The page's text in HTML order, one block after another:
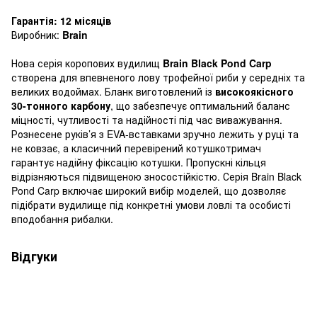
Гарантія: 12 місяців
Виробник: Brain
Нова серія коропових вудилищ Brain Black Pond Carp
створена для впевненого лову трофейної риби у середніх та
великих водоймах. Бланк виготовлений із високоякісного
30-тонного карбону, що забезпечує оптимальний баланс
міцності, чутливості та надійності під час виважування.
Рознесене руків’я з EVA-вставками зручно лежить у руці та
не ковзає, а класичний перевірений котушкотримач
гарантує надійну фіксацію котушки. Пропускні кільця
відрізняються підвищеною зносостійкістю. Серія Brain Black
Pond Carp включає широкий вибір моделей, що дозволяє
підібрати вудилище під конкретні умови ловлі та особисті
вподобання рибалки.
Відгуки